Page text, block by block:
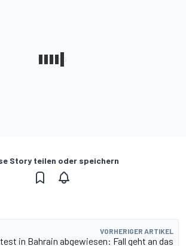
Story teilen oder speichern
VORHERIGER ARTIKEL
in Bahrain abgewiesen: Fall geht an das